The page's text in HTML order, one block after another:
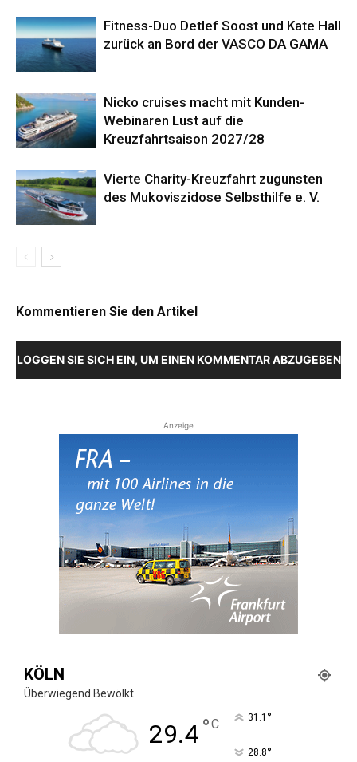
Fitness-Duo Detlef Soost und Kate Hall
zurück an Bord der VASCO DA GAMA
Nicko cruises macht mit Kunden-
Webinaren Lust auf die
Kreuzfahrtsaison 2027/28
Vierte Charity-Kreuzfahrt zugunsten
des Mukoviszidose Selbsthilfe e. V.
Kommentieren Sie den Artikel
LOGGEN SIE SICH EIN, UM EINEN KOMMENTAR ABZUGEBEN
Anzeige
KÖLN
Überwiegend Bewölkt
29.4°C 31.1 °
28.8°